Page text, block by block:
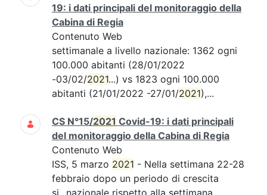
19: i dati principali del monitoraggio della
Cabina di Regia
Contenuto Web
settimanale a livello nazionale: 1362 ogni
100.000 abitanti (28/01/2022
-03/02/2021...) vs 1823 ogni 100.000
abitanti (21/01/2022 -27/01/2021),...
CS N°15/2021 Covid-19: i dati principali
del monitoraggio della Cabina di Regia
Contenuto Web
ISS, 5 marzo 2021 - Nella settimana 22-28
febbraio dopo un periodo di crescita
si...nazionale rispetto alla settimana